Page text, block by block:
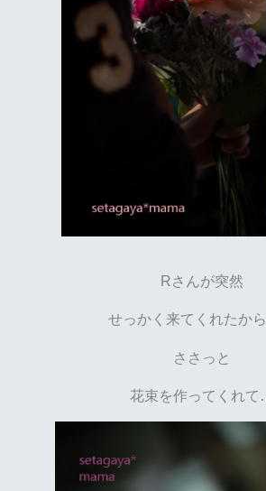
Rさんが突然
せっかく来てくれたか
ささっと
花束を作ってくれ